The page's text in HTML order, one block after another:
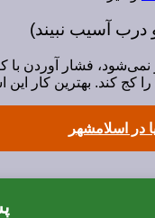
و درب آسیب نبیند)
نمی‌شود، فشار آوردن
را کج کند. بهترین کار
در اسلامشهر